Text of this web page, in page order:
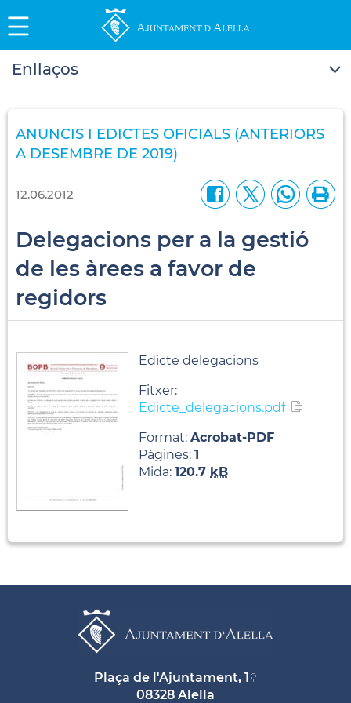
Enllaços
ANUNCIS I EDICTES OFICIALS (ANTERIORS
A DESEMBRE DE 2019)
12.06.2012
Delegacions per a la gestió
de les àrees a favor de
regidors
Edicte delegacions
Fitxer:
Edicte_delegacions.pdf
Format: Acrobat-PDF
Pàgines: 1
Mida: 120.7 kB
Plaça de l'Ajuntament, 1
08328 Alella